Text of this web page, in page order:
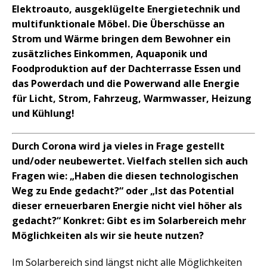
Elektroauto, ausgeklügelte Energietechnik und
multifunktionale Möbel. Die Überschüsse an
Strom und Wärme bringen dem Bewohner ein
zusätzliches Einkommen, Aquaponik und
Foodproduktion auf der Dachterrasse Essen und
das Powerdach und die Powerwand alle Energie
für Licht, Strom, Fahrzeug, Warmwasser, Heizung
und Kühlung!
Durch Corona wird ja vieles in Frage gestellt
und/oder neubewertet. Vielfach stellen sich auch
Fragen wie: „Haben die diesen technologischen
Weg zu Ende gedacht?“ oder „Ist das Potential
dieser erneuerbaren Energie nicht viel höher als
gedacht?“ Konkret: Gibt es im Solarbereich mehr
Möglichkeiten als wir sie heute nutzen?
Im Solarbereich sind längst nicht alle Möglichkeiten